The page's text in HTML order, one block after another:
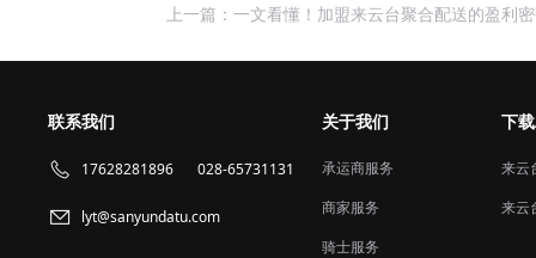
上一篇：一文看懂！加盟来云台聚合配送的盈利
联系我们
17628281896 028-65731131
lyt@sanyundatu.com
关于我们
承运商服务
商家服务
骑士服务
下
来云
来云